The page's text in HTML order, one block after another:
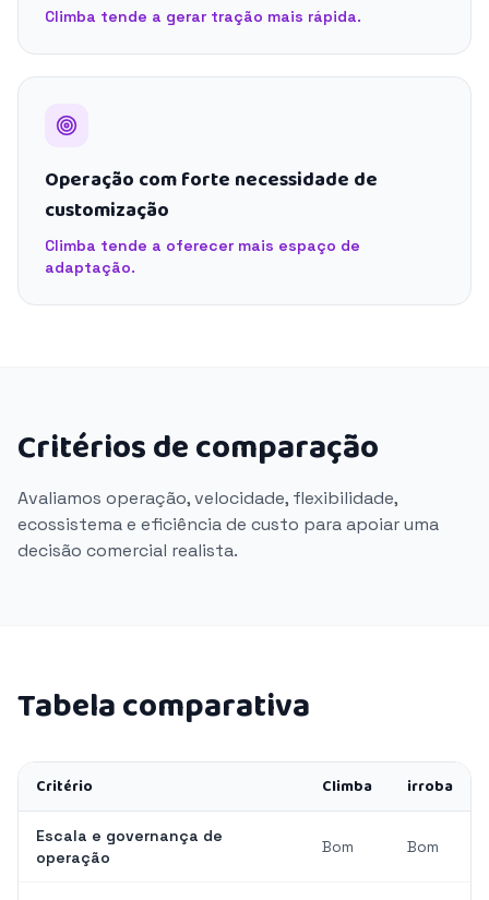
Climba tende a gerar tração mais rápida.
Operação com forte necessidade de
customização
Climba tende a oferecer mais espaço de
adaptação.
Critérios de comparação
Avaliamos operação, velocidade, flexibilidade,
ecossistema e eficiência de custo para apoiar uma
decisão comercial realista.
Tabela comparativa
Critério Climba irroba
Escala e governança de
operação
Bom Bom